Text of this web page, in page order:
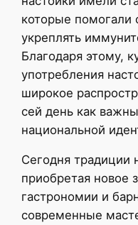
которые помогали
укреплять
Благодаря этому,
употребления
широкое
сей день как
национальной
Сегодня традиции
приобретая новое
гастрономии и
современные